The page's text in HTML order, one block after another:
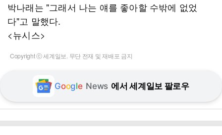
박나래는 "그래서 나는 얘를 좋아할 수밖에 없었
다"고 말했다.
<뉴시스>
Copyright ⓒ 세계일보. 무단 전재 및 재배포 금지
Google News 에서 세계일보 팔로우